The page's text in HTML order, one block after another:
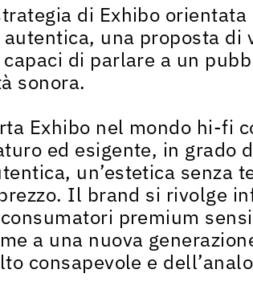
di Exhibo
una proposta di
di parlare a un
sonora.
Exhibo nel mondo hi-fi
ed esigente, in grado
un’estetica senza
Il brand si rivolge
premium
a una nuova
consapevole e